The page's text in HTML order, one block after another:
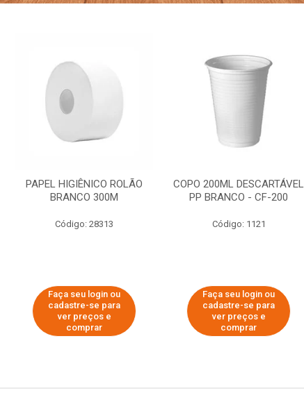
PAPEL HIGIÊNICO ROLÃO
BRANCO 300M
Código: 28313
Faça seu login ou
cadastre-se para
ver preços e
comprar
COPO 200ML DESCARTÁVEL
PP BRANCO - CF-200
Código: 1121
Faça seu login ou
cadastre-se para
ver preços e
comprar